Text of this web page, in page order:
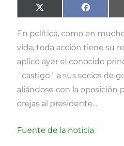
Compartir
en
X
(
w
t
e
r
)
en
F
a
e
o
o
k
En política, como en
vida, toda acción tiene su
aplicó ayer el conocido
´castigó´ a sus socios de
aliándose con la oposición
orejas al presidente…
Fuente de la noticia